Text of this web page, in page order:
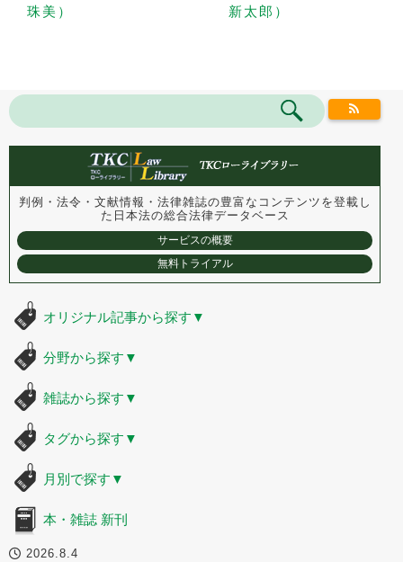
珠美）
新太郎）
判例・法令・文献情報・法律雑誌の豊富なコンテンツを登載し
た 日本法の総合法律データベース
サービスの概要
無料トライアル
オリジナル記事から探す ▼
分野から探す ▼
雑誌から探す ▼
タグから探す ▼
月別で探す ▼
本・雑誌 新刊
2026.8.4